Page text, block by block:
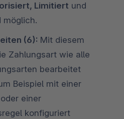
Limitiert und
möglich.
(6): Mit diesem
Zahlungsart wie alle
bearbeitet
Beispiel mit einer
einer
konfiguriert